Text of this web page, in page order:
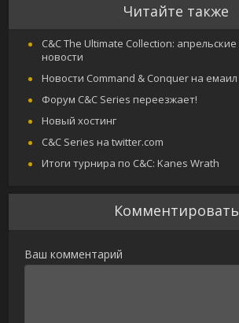
Читайте также
C&C The Ultimate Collection: апрельские
новости
Новости Command & Conquer на емаил
Форум C&C Series переезжает!
Новый хостинг
C&C Series на twitter.com
Итоги турнира по C&C: Kanes Wrath
Комментировать
Ваш комментарий